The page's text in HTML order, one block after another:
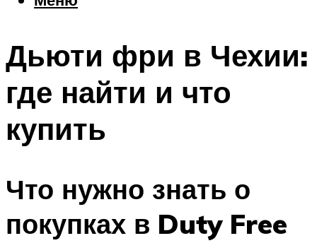
Шоппинг
Что посетить
Меню
Дьюти фри в Чехии:
где найти и что
купить
Что нужно знать о
покупках в Duty Free